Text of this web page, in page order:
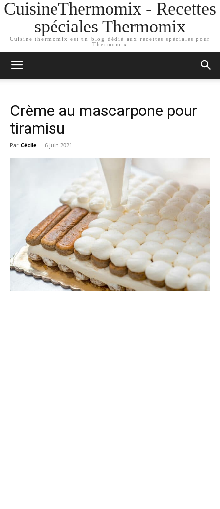
CuisineThermomix - Recettes
spéciales Thermomix
Cuisine thermomix est un blog dédié aux recettes spéciales pour
Thermomix
Crème au mascarpone pour
tiramisu
Par Cécile - 6 juin 2021